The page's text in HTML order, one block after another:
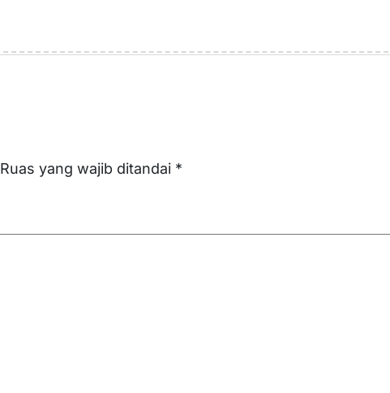
Ruas yang wajib ditandai *